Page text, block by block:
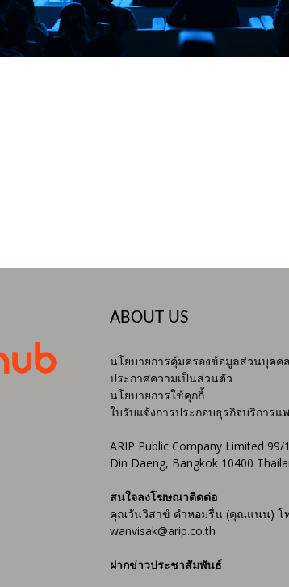
ABOUT US
นโยบายการคุ้มครองข้อมูลส่วนบุคคล
ประกาศความเป็นส่วนตัว
นโยบายการใช้คุกกี้
ใบรับแจ้งการประกอบธุรกิจบริการ
ARIP Public Company Limited
Din Daeng, Bangkok 10400
สนใจลงโฆษณาติดต่อ
คุณวันวิสาข์ คำหอมรื่น (คุณแนน) โท
wanvisak@arip.co.th
ฝากข่าวประชาสัมพันธ์